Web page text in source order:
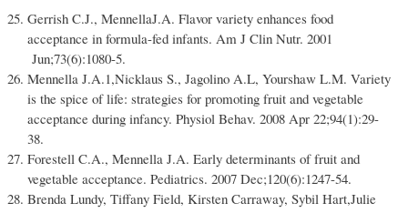
Gerrish C.J., MennellaJ.A. Flavor variety enhances food
acceptance in formula-fed infants. Am J Clin Nutr. 2001
Jun;73(6):1080-5.
Mennella J.A.1,Nicklaus S., Jagolino A.L, Yourshaw L.M. Variety
is the spice of life: strategies for promoting fruit and vegetable
acceptance during infancy. Physiol Behav. 2008 Apr 22;94(1):29-
38.
Forestell C.A., Mennella J.A. Early determinants of fruit and
vegetable acceptance. Pediatrics. 2007 Dec;120(6):1247-54.
Brenda Lundy, Tiffany Field, Kirsten Carraway, Sybil Hart,Julie